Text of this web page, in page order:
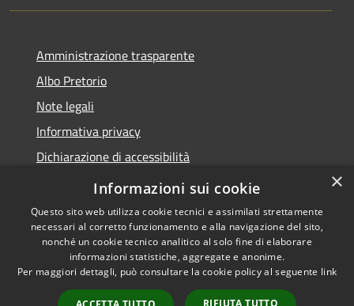
Amministrazione trasparente
Albo Pretorio
Note legali
Informativa privacy
Dichiarazione di accessibilità
Obiettivi di accessibilità
Accessibilità
Copyright © 2026 • Comune di
San Giorgio Bigarello •
Powered byMunicipium
×
Informazioni sui cookie
Questo sito web utilizza cookie tecnici e assimilati strettamente
necessari al corretto funzionamento e alla navigazione del sito,
nonché un cookie tecnico analitico al solo fine di elaborare
informazioni statistiche, aggregate e anonime.
Per maggiori dettagli, può consultare la cookie policy al seguente link
RIFIUTA TUTTO